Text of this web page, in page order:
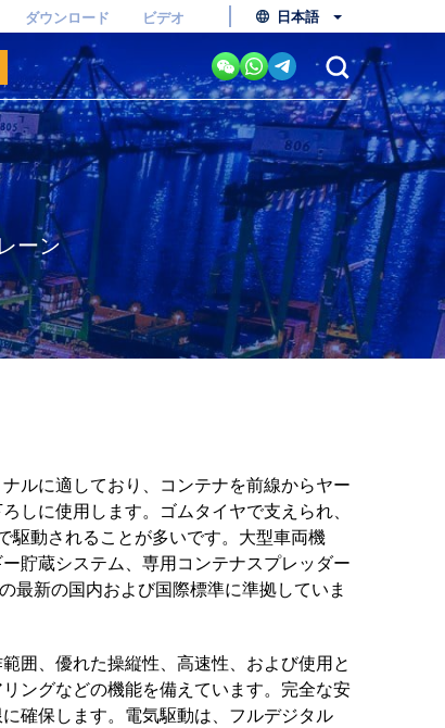
日本語
ダウンロード ビデオ
ーン
ルに適しており、コンテナを前線からヤー
しに使用します。ゴムタイヤで支えられ、
駆動されることが多いです。大型車両機
貯蔵システム、専用コンテナスプレッダー
最新の国内および国際標準に準拠していま
囲、優れた操縦性、高速性、および使用と
ングなどの機能を備えています。完全な安
確保します。電気駆動は、フルデジタル